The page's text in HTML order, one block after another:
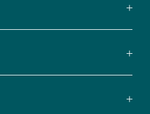
comerciales
personalizadas
parte